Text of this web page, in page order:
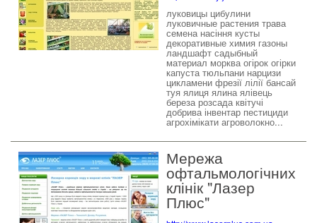
луковицы цибулини
луковичные растения трава
семена насіння кусты
декоративные химия газоны
ландшафт садыбный
материал морква огірок огірки
капуста тюльпани нарцизи
цикламени фрезії лілії бансай
туя ялиця ялина ялівець
береза розсада квітучі
добрива інвентар пестициди
агрохімікати агроволокно...
Мережа
офтальмологічних
клінік "Лазер
Плюс"